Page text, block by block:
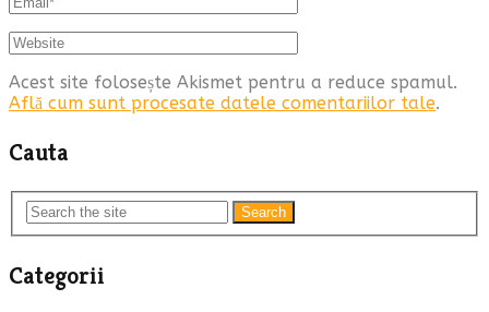
Acest site folosește Akismet pentru a reduce spamul.
Află cum sunt procesate datele comentariilor tale.
Cauta
Search
Categorii